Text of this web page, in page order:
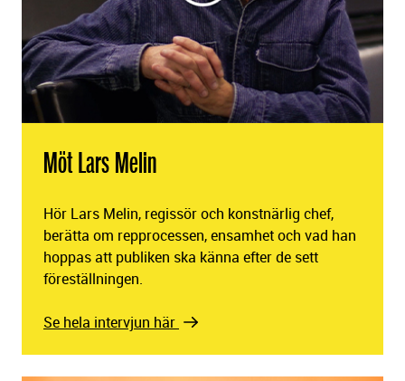
Möt Lars Melin
Hör Lars Melin, regissör och konstnärlig chef,
berätta om repprocessen, ensamhet och vad han
hoppas att publiken ska känna efter de sett
föreställningen.
Se hela intervjun här